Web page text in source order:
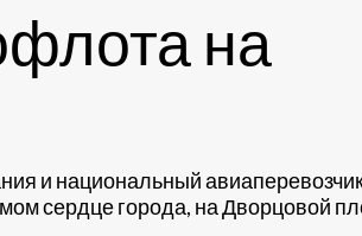
на
и национальный
сердце города, на Дворцовой